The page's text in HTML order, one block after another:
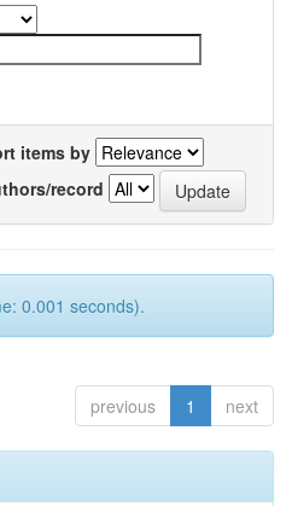
items by
record
0.001 seconds).
previous 1 next